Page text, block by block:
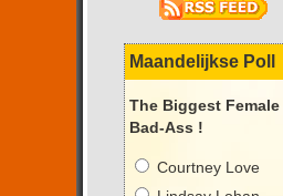
Maandelijkse Poll
The Biggest Female
Bad-Ass !
Courtney Love